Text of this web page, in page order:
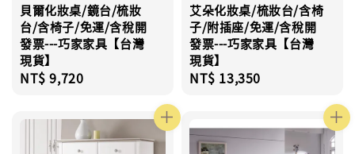
貝爾化妝桌/鏡台/梳妝
台/含椅子/免運/含稅開
發票---巧家家具【台灣
現貨】
Regular
NT$ 9,720
艾朵化妝桌/梳妝台/含椅
子/附插座/免運/含稅開
發票---巧家家具【台灣
現貨】
Regular
NT$ 13,350